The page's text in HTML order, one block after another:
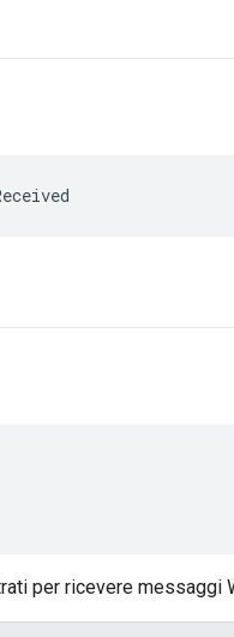
per ricevere messaggi